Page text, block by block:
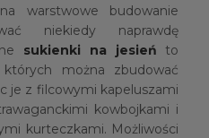
warstwowe budowanie
niekiedy naprawdę
sukienki na jesień to
można zbudować
je z filcowymi kapeluszami
kowbojkami i
kurteczkami. Możliwości